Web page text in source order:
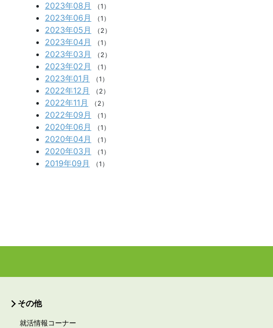
2023年08月 （1）
2023年06月 （1）
2023年05月 （2）
2023年04月 （1）
2023年03月 （2）
2023年02月 （1）
2023年01月 （1）
2022年12月 （2）
2022年11月 （2）
2022年09月 （1）
2020年06月 （1）
2020年04月 （1）
2020年03月 （1）
2019年09月 （1）
その他
就活情報コーナー